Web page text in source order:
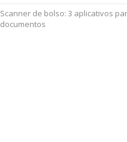
Scanner de bolso: 3 aplicativos
documentos